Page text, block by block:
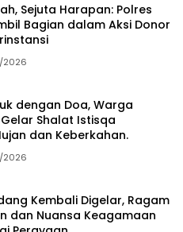
Sejuta Harapan: Polres
Bagian dalam Aksi Donor
2026
dengan Doa, Warga
Shalat Istisqa
dan Keberkahan.
2026
Kembali Digelar, Ragam
dan Nuansa Keagamaan